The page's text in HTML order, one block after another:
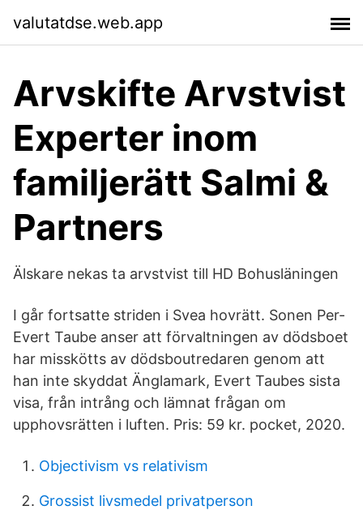
valutatdse.web.app
Arvskifte Arvstvist
Experter inom
familjerätt Salmi &
Partners
Älskare nekas ta arvstvist till HD Bohusläningen
I går fortsatte striden i Svea hovrätt. Sonen Per-
Evert Taube anser att förvaltningen av dödsboet
har misskötts av dödsboutredaren genom att
han inte skyddat Änglamark, Evert Taubes sista
visa, från intrång och lämnat frågan om
upphovsrätten i luften. Pris: 59 kr. pocket, 2020.
Objectivism vs relativism
Grossist livsmedel privatperson